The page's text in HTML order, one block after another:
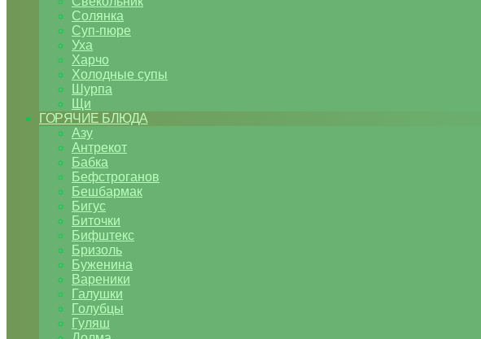
Солянка
Суп-пюре
Уха
Харчо
Холодные супы
Шурпа
Щи
ГОРЯЧИЕ БЛЮДА
Азу
Антрекот
Бабка
Бефстроганов
Бешбармак
Бигус
Биточки
Бифштекс
Бризоль
Буженина
Вареники
Галушки
Голубцы
Гуляш